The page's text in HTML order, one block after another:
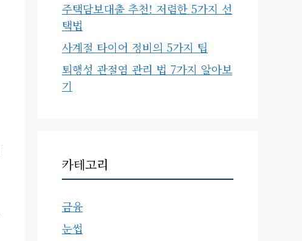
주택담보대출 추천! 저렴한 5가지 선
택법
사계절 타이어 정비의 5가지 팁
퇴행성 관절염 관리 법 7가지 알아보
기
카테고리
금융
눈썹